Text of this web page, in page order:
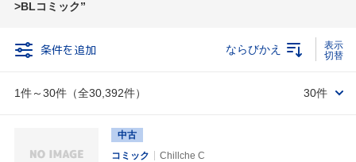
>BLコミック
条件を追加
1件～30件（全30,392件）
ならびかえ
30件
中古
コミック
Chillche C